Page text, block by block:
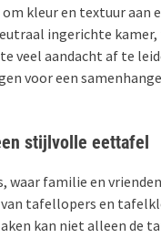
kleur en textuur
ingerichte
veel aandacht af te
voor een
stijlvolle eettafel
waar familie en
tafellopers en
kan niet alleen de